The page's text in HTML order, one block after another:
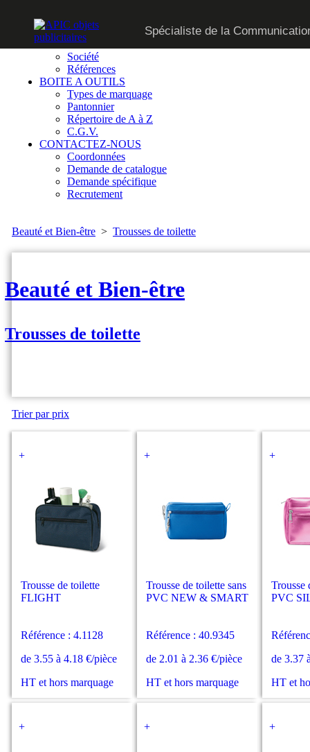
Spécialiste de la
CATALOGUE
SUR MESURE
QUI SOMMES-NOUS
Société
Références
BOITE A OUTILS
Types de marquage
Pantonnier
Répertoire de A à Z
C.G.V.
CONTACTEZ-NOUS
Coordonnées
Demande de catalogue
Demande spécifique
Recrutement
Beauté et Bien-être > Trousses de toilette
Beauté et Bien-être
Trousses de toilette
Trier par prix
+
Trousse de toilette
FLIGHT
Référence : 4.1128
de 3.55 à 4.18 €/pièce
HT et hors marquage
+
Trousse de toilette sans
PVC NEW & SMART
Référence : 40.9345
de 2.01 à 2.36 €/pièce
HT et hors marquage
+
Trousse
PVC
de 3.37
HT et
+ + +